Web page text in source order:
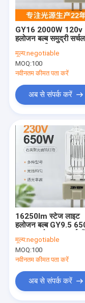
GY16 2000W 120v
हलोजन बल्ब समुद्री
मूल्य:negotiable
MOQ:100
नवीनतम कीमत पता करें
अब से संपर्क करें
16250lm स्टेज लाइट
हलोजन बल्ब GY9.5
थियेटर स्पॉटलाइट बल्ब
मूल्य:negotiable
MOQ:100
नवीनतम कीमत पता करें
अब से संपर्क करें